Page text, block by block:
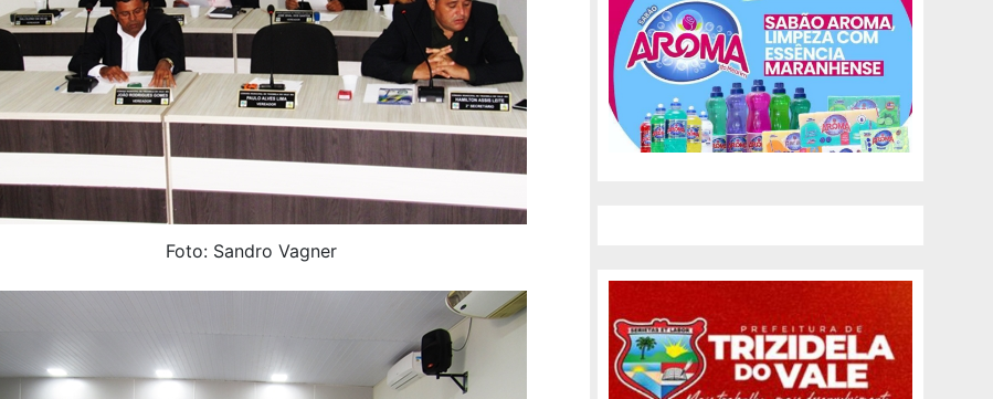
Foto: Sandro Vagner